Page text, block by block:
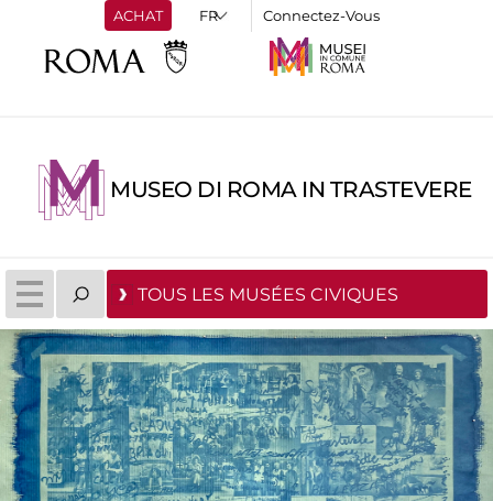
ACHAT Connectez-Vous
MUSEO DI ROMA IN TRASTEVERE
TOUS LES MUSÉES CIVIQUES